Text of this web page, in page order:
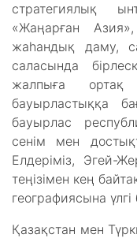
стратегиялық
«Жаңарған
жаһандық даму,
саласында
жалпыға
бауырластыққа
бауырлас
сенім мен
Елдеріміз, Эгей-
теңізімен кең
географиясына
Қазақстан мен